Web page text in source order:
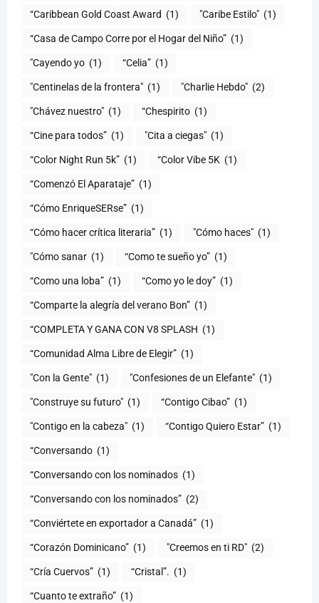
(1) "Caribe Estilo" (1)
“Casa de Campo Corre por el Hogar del Niño” (1)
"Cayendo yo (1) (1)
"Centinelas de la frontera" (1) "Charlie Hebdo" (2)
"Chávez nuestro" (1) “Chespirito (1)
“Cine para todos” (1) "Cita a ciegas" (1)
“Color Night Run 5k” (1) “Color Vibe 5K (1)
“Comenzó El Aparataje” (1)
“Cómo EnriqueSERse” (1)
(1) "Cómo haces" (1)
"Cómo sanar (1) “Como te sueño yo” (1)
“Como una loba” (1) “Como yo le doy” (1)
“Comparte la alegría del verano Bon” (1)
“COMPLETA Y GANA CON V8 SPLASH (1)
“Comunidad Alma Libre de Elegir” (1)
"Con la Gente" (1) "Confesiones de un Elefante" (1)
"Construye su futuro" (1) “Contigo Cibao” (1)
"Contigo en la cabeza" (1) “Contigo Quiero Estar” (1)
“Conversando (1)
“Conversando con los nominados (1)
“Conversando con los nominados” (2)
“Conviértete en exportador a Canadá” (1)
“Corazón Dominicano” (1) "Creemos en ti RD" (2)
“Cría Cuervos” (1) “Cristal”. (1)
“Cuanto te extraño” (1)